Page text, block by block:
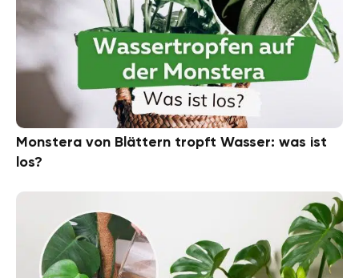
Monstera von Blättern tropft Wasser: was ist
los?